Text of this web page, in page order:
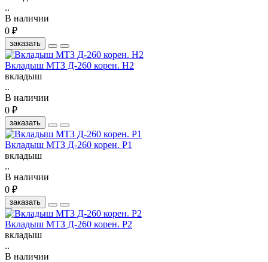
..
В наличии
0 ₽
заказать
Вкладыш МТЗ Д-260 корен. Н2
вкладыш
..
В наличии
0 ₽
заказать
Вкладыш МТЗ Д-260 корен. Р1
вкладыш
..
В наличии
0 ₽
заказать
Вкладыш МТЗ Д-260 корен. Р2
вкладыш
..
В наличии